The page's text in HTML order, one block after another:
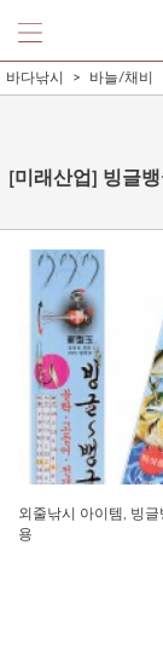
바다낚시 바늘/채비
[미래산업] 빙글
외줄낚시 아이템, 빙글
용